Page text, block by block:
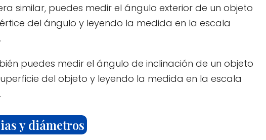
similar, puedes medir el ángulo exterior de un objeto
del ángulo y leyendo la medida en la escala
puedes medir el ángulo de inclinación de un objeto
del objeto y leyendo la medida en la escala
y diámetros